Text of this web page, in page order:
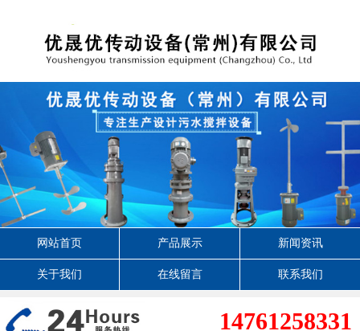
网站首页 产品展示 新闻资讯
关于我们 在线留言 联系我们
14761258331